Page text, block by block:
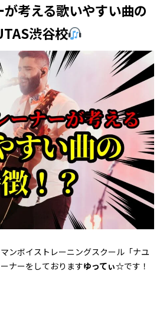
考える歌いやすい曲の
渋谷校
ンボイストレーニングスクール「ナユ
ナーをしておりますゆってぃ☆です！